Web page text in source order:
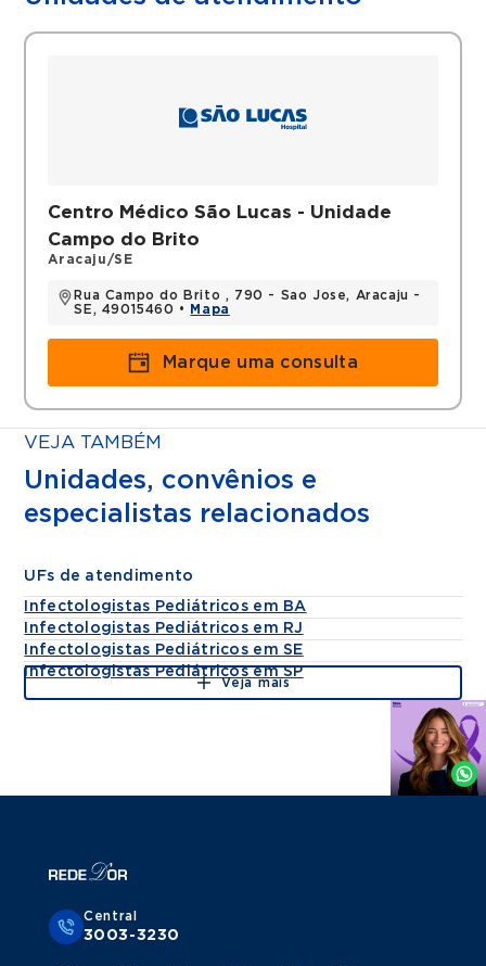
Centro Médico São Lucas - Unidade
Campo do Brito
Aracaju/SE
Rua Campo do Brito , 790 - Sao Jose, Aracaju -
SE, 49015460 •
Mapa
Marque uma consulta
VEJA TAMBÉM
Unidades, convênios e
especialistas relacionados
UFs de atendimento
Infectologistas Pediátricos em BA
Infectologistas Pediátricos em RJ
Infectologistas Pediátricos em SE
Infectologistas Pediátricos em SP
Veja mais
Agende
Whatsapp
Central
3003-3230